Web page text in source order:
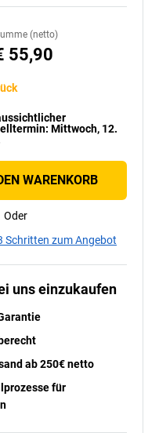
(netto)
55,90
: Mittwoch, 12.
WARENKORB
Oder
Schritten zum Angebot
uns einzukaufen
ab 250€ netto
für